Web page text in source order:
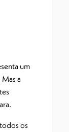
um
a
os